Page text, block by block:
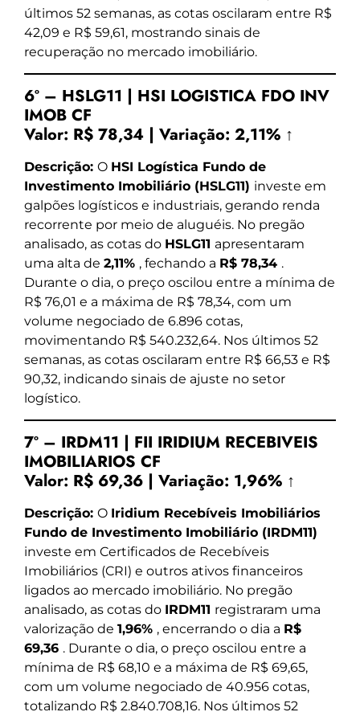
últimos 52 semanas, as cotas oscilaram entre R$
42,09 e R$ 59,61, mostrando sinais de
recuperação no mercado imobiliário.
6º – HSLG11 | HSI LOGISTICA FDO INV
IMOB CF
Valor: R$ 78,34 | Variação: 2,11% ↑
Descrição: O HSI Logística Fundo de
Investimento Imobiliário (HSLG11) investe em
galpões logísticos e industriais, gerando renda
recorrente por meio de aluguéis. No pregão
analisado, as cotas do HSLG11 apresentaram
uma alta de 2,11% , fechando a R$ 78,34 .
Durante o dia, o preço oscilou entre a mínima de
R$ 76,01 e a máxima de R$ 78,34, com um
volume negociado de 6.896 cotas,
movimentando R$ 540.232,64. Nos últimos 52
semanas, as cotas oscilaram entre R$ 66,53 e R$
90,32, indicando sinais de ajuste no setor
logístico.
7º – IRDM11 | FII IRIDIUM RECEBIVEIS
IMOBILIARIOS CF
Valor: R$ 69,36 | Variação: 1,96% ↑
Descrição: O Iridium Recebíveis Imobiliários
Fundo de Investimento Imobiliário (IRDM11)
investe em Certificados de Recebíveis
Imobiliários (CRI) e outros ativos financeiros
ligados ao mercado imobiliário. No pregão
analisado, as cotas do IRDM11 registraram uma
valorização de 1,96% , encerrando o dia a R$
69,36 . Durante o dia, o preço oscilou entre a
mínima de R$ 68,10 e a máxima de R$ 69,65,
com um volume negociado de 40.956 cotas,
totalizando R$ 2.840.708,16. Nos últimos 52